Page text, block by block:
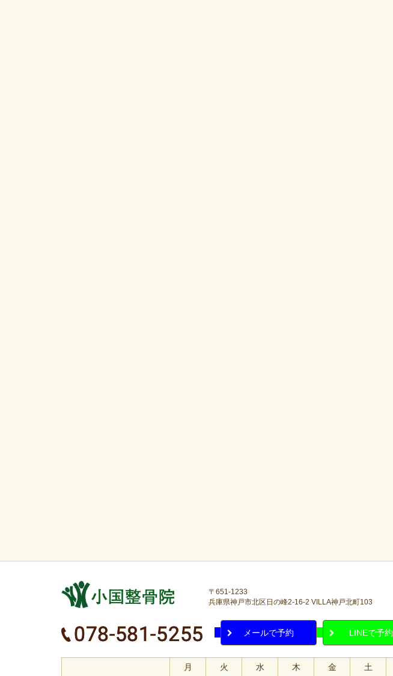
〒651-1233
兵庫県神戸市北区日の峰2-16-2 VILLA神戸北町103
メールで予約 LINEで予約
月 火 水 木 金 土